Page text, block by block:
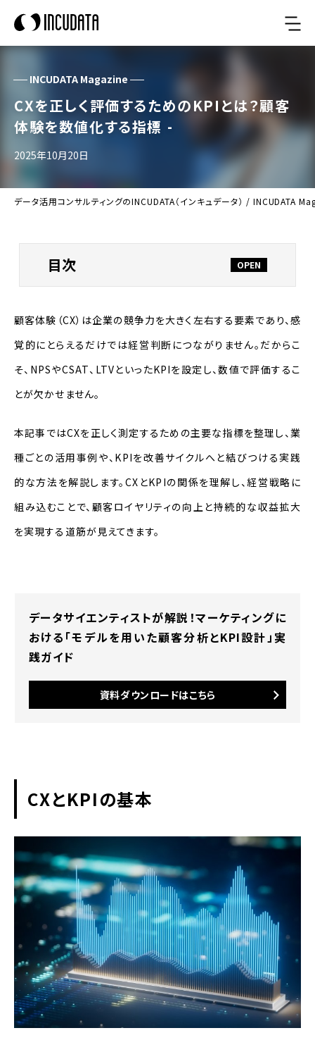
INCUDATA Magazine
CXを正しく評価するためのKPIとは？顧客
体験を数値化する指標 -
2025年10月20日
データ活用コンサルティングのINCUDATA（インキュデータ） / INCUDATA
目次
CXの状況を把握するためのKPI
NPS（推奨度）
CSAT（満足度）
CES（努力度）
定量データと定性データの活用
KPIとLTVの関連付け
ステップ2: データ収集
ステップ3: 可視化・共有
ステップ4: 改善アクション
小売・EC
製造・サービス業
CX評価に向けたKPI運用の課題と解決
策
部門間のKPI不一致
経営層へのレポーティング
アクションにつながらない問題
顧客体験（CX）は企業の競争力を大きく左右する要素であり、感
覚的にとらえるだけでは経営判断につながりません。だからこ
そ、NPSやCSAT、LTVといったKPIを設定し、数値で評価するこ
とが欠かせません。
本記事ではCXを正しく測定するための主要な指標を整理し、業
種ごとの活用事例や、KPIを改善サイクルへと結びつける実践
的な方法を解説します。CXとKPIの関係を理解し、経営戦略に
組み込むことで、顧客ロイヤリティの向上と持続的な収益拡大
を実現する道筋が見えてきます。
データサイエンティストが解説！マーケティングに
おける「モデルを用いた顧客分析とKPI設計」実
践ガイド
資料ダウンロードはこちら
CXとKPIの基本